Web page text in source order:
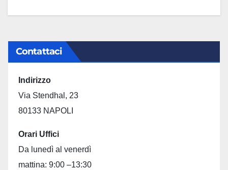
Contattaci
Indirizzo
Via Stendhal, 23
80133 NAPOLI
Orari Uffici
Da lunedì al venerdì
mattina: 9:00 –13:30